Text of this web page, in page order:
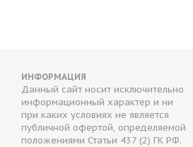
ИНФОРМАЦИЯ
Данный сайт носит исключительно
информационный характер и ни
при каких условиях не является
публичной офертой, определяемой
положениями Статьи 437 (2) ГК РФ.